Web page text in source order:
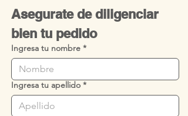
Asegurate de diligenciar
bien tu pedido
Ingresa tu nombre *
Ingresa tu apellido *